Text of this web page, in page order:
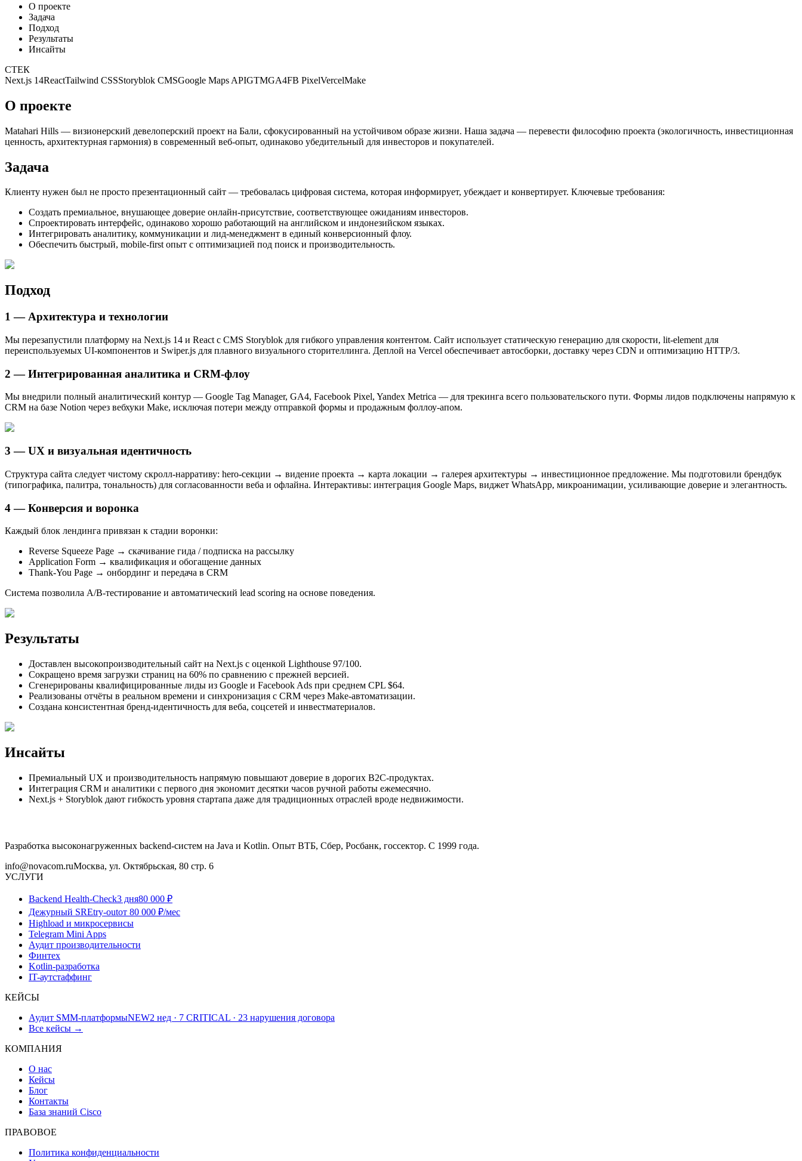
О проекте
Задача
Подход
Результаты
Инсайты
СТЕК
Next.js 14ReactTailwind CSSStoryblok CMSGoogle Maps APIGTMGA4FB PixelVercelMake
О проекте
Matahari Hills — визионерский девелоперский проект на Бали, сфокусированный на устойчивом образе жизни. Наша задача — перевести философию проекта (экологичность, инвестиционная
ценность, архитектурная гармония) в современный веб-опыт, одинаково убедительный для инвесторов и покупателей.
Задача
Клиенту нужен был не просто презентационный сайт — требовалась цифровая система, которая информирует, убеждает и конвертирует. Ключевые требования:
Создать премиальное, внушающее доверие онлайн-присутствие, соответствующее ожиданиям инвесторов.
Спроектировать интерфейс, одинаково хорошо работающий на английском и индонезийском языках.
Интегрировать аналитику, коммуникации и лид-менеджмент в единый конверсионный флоу.
Обеспечить быстрый, mobile-first опыт с оптимизацией под поиск и производительность.
Подход
1 — Архитектура и технологии
Мы перезапустили платформу на Next.js 14 и React с CMS Storyblok для гибкого управления контентом. Сайт использует статическую генерацию для скорости, lit-element для
переиспользуемых UI-компонентов и Swiper.js для плавного визуального сторителлинга. Деплой на Vercel обеспечивает автосборки, доставку через CDN и оптимизацию HTTP/3.
2 — Интегрированная аналитика и CRM-флоу
Мы внедрили полный аналитический контур — Google Tag Manager, GA4, Facebook Pixel, Yandex Metrica — для трекинга всего пользовательского пути. Формы лидов подключены напрямую к
CRM на базе Notion через вебхуки Make, исключая потери между отправкой формы и продажным фоллоу-апом.
3 — UX и визуальная идентичность
Структура сайта следует чистому скролл-нарративу: hero-секции → видение проекта → карта локации → галерея архитектуры → инвестиционное предложение. Мы подготовили брендбук
(типографика, палитра, тональность) для согласованности веба и офлайна. Интерактивы: интеграция Google Maps, виджет WhatsApp, микроанимации, усиливающие доверие и элегантность.
4 — Конверсия и воронка
Каждый блок лендинга привязан к стадии воронки:
Reverse Squeeze Page → скачивание гида / подписка на рассылку
Application Form → квалификация и обогащение данных
Thank-You Page → онбординг и передача в CRM
Система позволила A/B-тестирование и автоматический lead scoring на основе поведения.
Результаты
Доставлен высокопроизводительный сайт на Next.js с оценкой Lighthouse 97/100.
Сокращено время загрузки страниц на 60% по сравнению с прежней версией.
Сгенерированы квалифицированные лиды из Google и Facebook Ads при среднем CPL $64.
Реализованы отчёты в реальном времени и синхронизация с CRM через Make-автоматизации.
Создана консистентная бренд-идентичность для веба, соцсетей и инвестматериалов.
Инсайты
Премиальный UX и производительность напрямую повышают доверие в дорогих B2C-продуктах.
Интеграция CRM и аналитики с первого дня экономит десятки часов ручной работы ежемесячно.
Next.js + Storyblok дают гибкость уровня стартапа даже для традиционных отраслей вроде недвижимости.
Разработка высоконагруженных backend-систем на Java и Kotlin. Опыт ВТБ, Сбер, Росбанк, госсектор. С 1999 года.
info@novacom.ruМосква, ул. Октябрьская, 80 стр. 6
УСЛУГИ
Backend Health-Check3 дня80 000 ₽
Дежурный SREtry-outот 80 000 ₽/мес
Highload и микросервисы
Telegram Mini Apps
Аудит производительности
Финтех
Kotlin-разработка
IT-аутстаффинг
КЕЙСЫ
Аудит SMM-платформыNEW2 нед · 7 CRITICAL · 23 нарушения договора
Все кейсы →
КОМПАНИЯ
О нас
Кейсы
Блог
Контакты
База знаний Cisco
ПРАВОВОЕ
Политика конфиденциальности